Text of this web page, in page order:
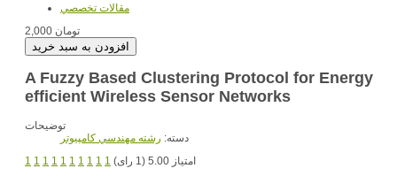
مقالات تخصصي
2,000 تومان
A Fuzzy Based Clustering Protocol for Energy
efficient Wireless Sensor Networks
توضیحات
دسته: رشته مهندسي کامپيوتر
1 1 1 1 1 1 1 1 1 1
امتیاز 5.00 (1 رای)